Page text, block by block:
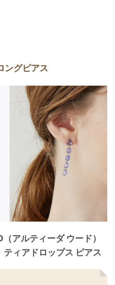
ングピアス
アルティーダ ウード）
ィアドロップス ピアス